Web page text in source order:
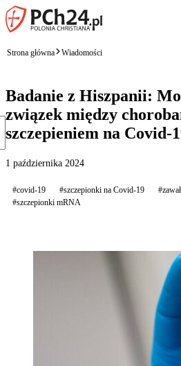
Strona główna Wiadomości
Badanie z Hiszpanii:
związek między
szczepieniem na Covid-
1 października 2024
#covid-19 #szczepionki na Covid-19
#szczepionki mRNA